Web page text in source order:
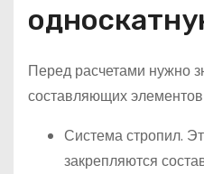
Перед расчетами нужно
составляющих
Система стропил.
закрепляются